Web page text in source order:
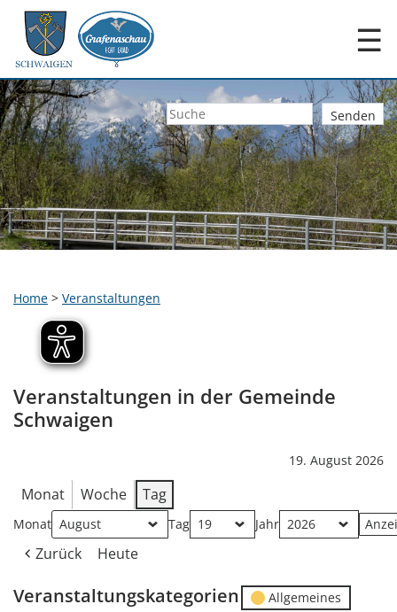
☰
Home > Veranstaltungen
Veranstaltungen in der Gemeinde
Schwaigen
19. August 2026
Monat Woche Tag
Monat Tag Jahr
Zurück Heute
Veranstaltungskategorien
Allgemeines